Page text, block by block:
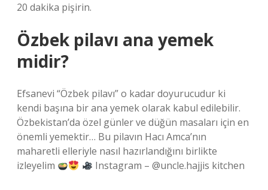
20 dakika pişirin.
Özbek pilavı ana yemek
midir?
Efsanevi “Özbek pilavı” o kadar doyurucudur ki
kendi başına bir ana yemek olarak kabul edilebilir.
Özbekistan’da özel günler ve düğün masaları için en
önemli yemektir… Bu pilavın Hacı Amca’nın
maharetli elleriyle nasıl hazırlandığını birlikte
izleyelim
Instagram – @uncle.hajjis kitchen